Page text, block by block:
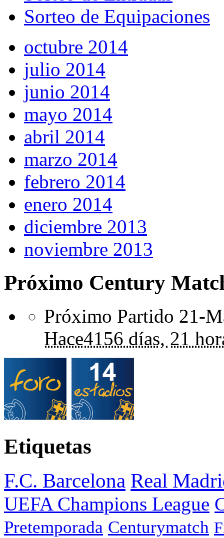
Sorteo de Equipaciones
octubre 2014
julio 2014
junio 2014
mayo 2014
abril 2014
marzo 2014
febrero 2014
enero 2014
diciembre 2013
noviembre 2013
Próximo Century
Próximo Partido 21-
Hace4156 días, 21
Etiquetas
F.C. Barcelona Real
UEFA Champions League
Pretemporada Centurymatch